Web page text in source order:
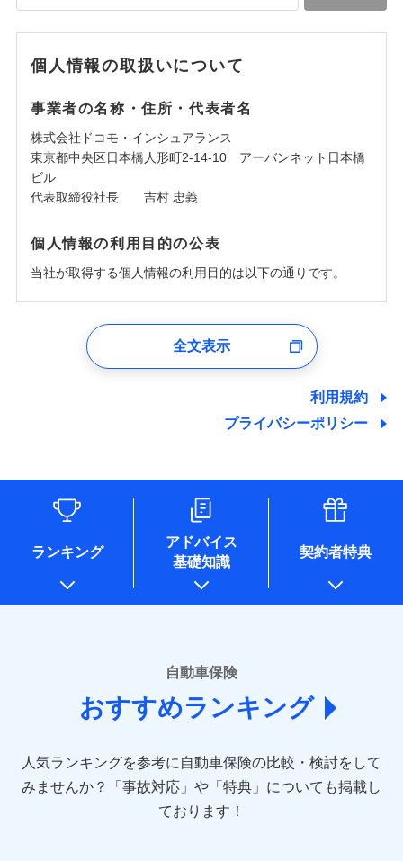
個人情報の取扱いについて
事業者の名称・住所・代表者名
株式会社ドコモ・インシュアランス
東京都中央区日本橋人形町2-14-10 アーバンネット日本橋
ビル
代表取締役社長 吉村 忠義
個人情報の利用目的の公表
当社が取得する個人情報の利用目的は以下の通りです。
ユーザー登録受付および、管理のため
しくは委託を受けている保険会社・提携会社の保険その他に
関する情報を提供し、金融商品等の契約を勧奨するため、ま
た維持管理等の委託業務遂行のため、またそれらに付帯、関
情報を取引のある他の保険会社の商品・サービスをご提案す
るために利用させていただくことがあります。）
各種セミナーの開催のため
コンサルティングサービスの実施のため
アンケートやキャンペーン等の実施のため
上記に係る案内・手続き・管理等付帯業務を行うため
* 当社が委託を受けている保険会社の情報は、保険会社のホ
ームページに掲載しておりますので、ご確認ください。
あいおいニッセイ同和損害保険株式会社
(https://www.aioinissaydowa.co.jp/)
アクサ損害保険株式会社 (https://www.axa-
direct.co.jp/)
sompo.co.jp/)
東京海上ダイレクト損害保険株式会社 (https://www.e-
AIG損害保険株式会社 (https://www.aig.co.jp/sonpo)
全文表示
利用規約
プライバシーポリシー
ランキング
アドバイス
基礎知識
契約者特典
自動車保険
おすすめランキング
人気ランキングを参考に自動車保険の比較・検討をして
みませんか？
「事故対応」や「特典」についても掲載し
ております！